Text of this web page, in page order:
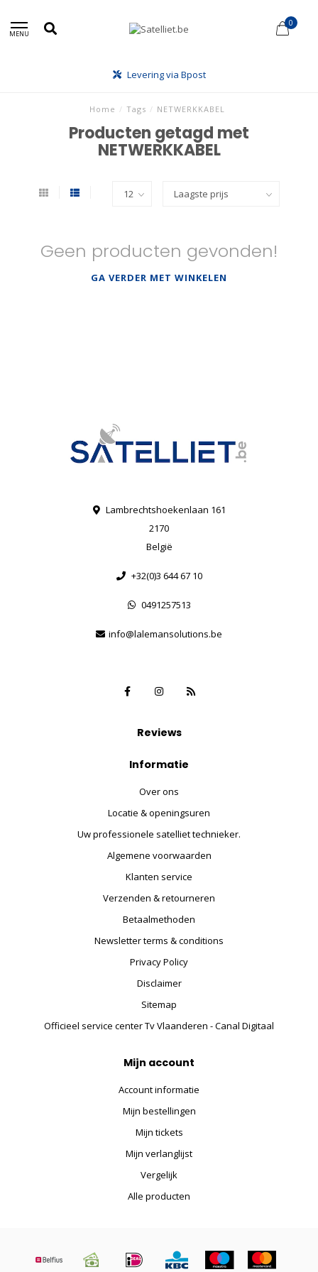
MENU
0
Levering via Bpost
Home / Tags / NETWERKKABEL
Producten getagd met
NETWERKKABEL
Geen producten gevonden!
GA VERDER MET WINKELEN
Lambrechtshoekenlaan 161
2170
België
+32(0)3 644 67 10
0491257513
info@lalemansolutions.be
Reviews
Informatie
Over ons
Locatie & openingsuren
Uw professionele satelliet technieker.
Algemene voorwaarden
Klanten service
Verzenden & retourneren
Betaalmethoden
Newsletter terms & conditions
Privacy Policy
Disclaimer
Sitemap
Officieel service center Tv Vlaanderen - Canal Digitaal
Mijn account
Account informatie
Mijn bestellingen
Mijn tickets
Mijn verlanglijst
Vergelijk
Alle producten